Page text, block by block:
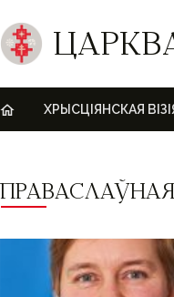
ХРЫСЦІЯНСКАЯ